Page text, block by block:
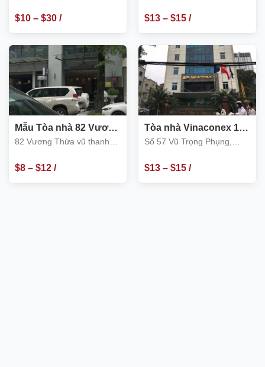
$10– $30/
m2
$13– $15/
m2
Mẫu Tòa nhà 82 Vương
Thừa Vũ
82 Vương Thừa vũ thanh
$8– $12/
Tòa nhà Vinaconex 12,
Số 57 Vũ Trọng Phụng
Số 57 Vũ Trọng Phụng,
$13– $15/